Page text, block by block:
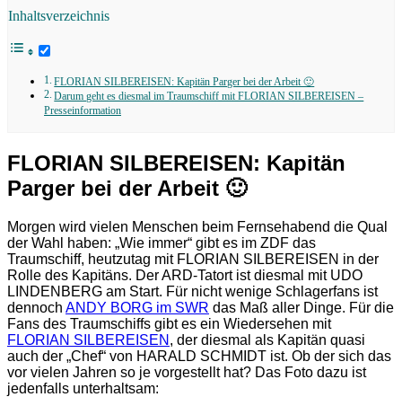
Inhaltsverzeichnis
FLORIAN SILBEREISEN: Kapitän Parger bei der Arbeit 🙂
Darum geht es diesmal im Traumschiff mit FLORIAN SILBEREISEN –
Presseinformation
FLORIAN SILBEREISEN: Kapitän
Parger bei der Arbeit 🙂
Morgen wird vielen Menschen beim Fernsehabend die Qual
der Wahl haben: „Wie immer“ gibt es im ZDF das
Traumschiff, heutzutag mit FLORIAN SILBEREISEN in der
Rolle des Kapitäns. Der ARD-Tatort ist diesmal mit UDO
LINDENBERG am Start. Für nicht wenige Schlagerfans ist
dennoch ANDY BORG im SWR das Maß aller Dinge. Für die
Fans des Traumschiffs gibt es ein Wiedersehen mit
FLORIAN SILBEREISEN , der diesmal als Kapitän quasi
auch der „Chef“ von HARALD SCHMIDT ist. Ob der sich das
vor vielen Jahren so je vorgestellt hat? Das Foto dazu ist
jedenfalls unterhaltsam: